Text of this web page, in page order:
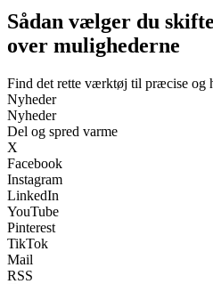
Sådan vælger du
over mulighederne
Find det rette værktøj til præcise og
Nyheder
Nyheder
Del og spred varme
X
Facebook
Instagram
LinkedIn
YouTube
Pinterest
TikTok
Mail
RSS